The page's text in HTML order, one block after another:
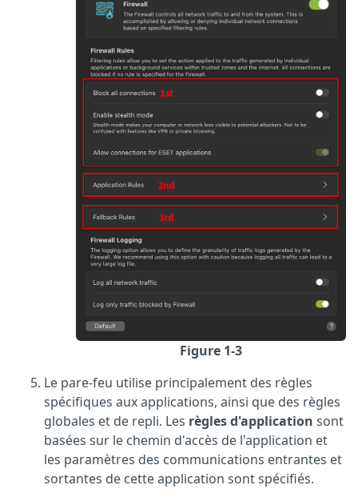
Figure 1-3
Le pare-feu utilise principalement des règles
spécifiques aux applications, ainsi que des règles
globales et de repli. Les règles d'application sont
basées sur le chemin d'accès de l'application et
les paramètres des communications entrantes et
sortantes de cette application sont spécifiés.